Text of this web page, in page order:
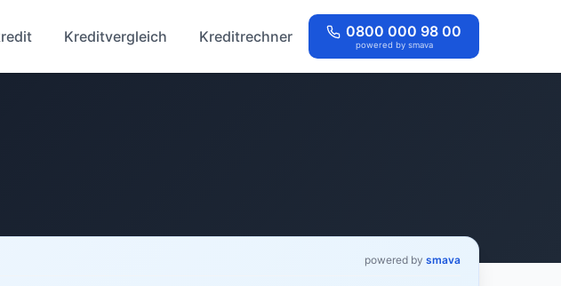
Kreditvergleich Kreditrechner 0800 000 98 00
powered by smava
powered by smava